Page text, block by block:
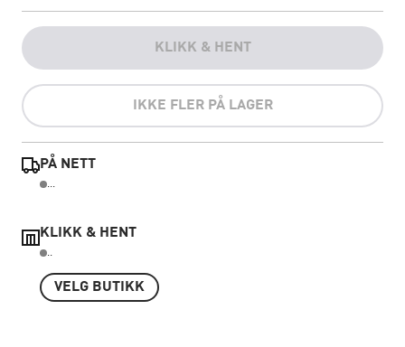
KLIKK & HENT
IKKE FLER PÅ LAGER
PÅ NETT
...
KLIKK & HENT
..
VELG BUTIKK